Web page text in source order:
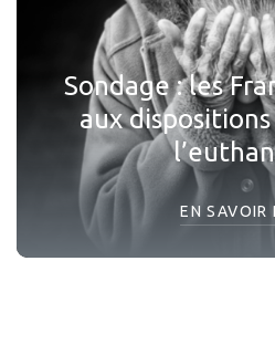
Sondage : les
aux
EN SAVOIR